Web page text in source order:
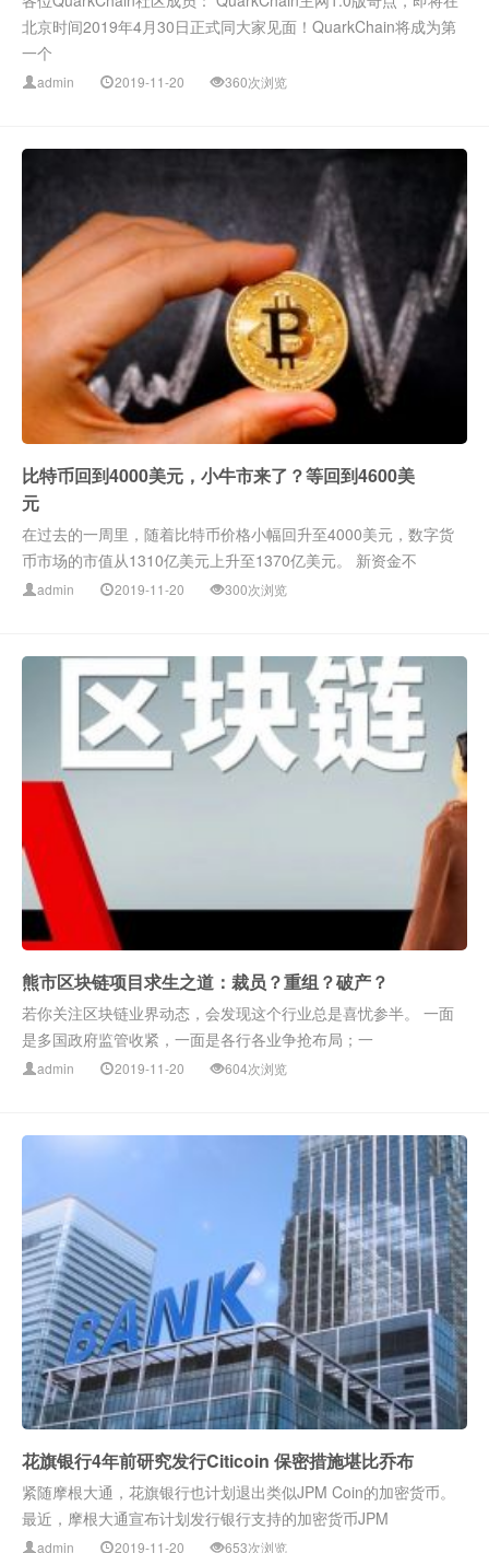
北京时间2019年4月30日正式同大家见面！QuarkChain将成为第
一个
admin 2019-11-20 360次浏览
比特币回到4000美元，小牛市来了？等回到4600美
元
在过去的一周里，随着比特币价格小幅回升至4000美元，数字货
币市场的市值从1310亿美元上升至1370亿美元。 新资金不
admin 2019-11-20 300次浏览
熊市区块链项目求生之道：裁员？重组？破产？
若你关注区块链业界动态，会发现这个行业总是喜忧参半。 一面
是多国政府监管收紧，一面是各行各业争抢布局；一
admin 2019-11-20 604次浏览
花旗银行4年前研究发行Citicoin 保密措施堪比乔布
紧随摩根大通，花旗银行也计划退出类似JPM Coin的加密货币。
最近，摩根大通宣布计划发行银行支持的加密货币JPM
admin 2019-11-20 653次浏览